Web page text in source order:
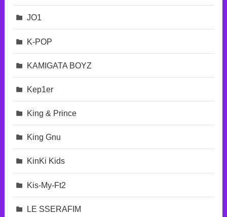
JO1
K-POP
KAMIGATA BOYZ
Kep1er
King & Prince
King Gnu
KinKi Kids
Kis-My-Ft2
LE SSERAFIM